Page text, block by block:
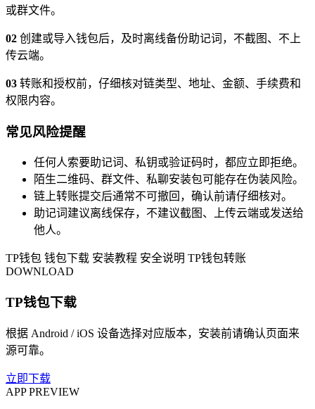
或群文件。
02 创建或导入钱包后，及时离线备份助记词，不截图、不上
传云端。
03 转账和授权前，仔细核对链类型、地址、金额、手续费和
权限内容。
常见风险提醒
任何人索要助记词、私钥或验证码时，都应立即拒绝。
陌生二维码、群文件、私聊安装包可能存在伪装风险。
链上转账提交后通常不可撤回，确认前请仔细核对。
助记词建议离线保存，不建议截图、上传云端或发送给
他人。
TP钱包 钱包下载 安装教程 安全说明 TP钱包转账
DOWNLOAD
TP钱包下载
根据 Android / iOS 设备选择对应版本，安装前请确认页面来
源可靠。
立即下载
APP PREVIEW